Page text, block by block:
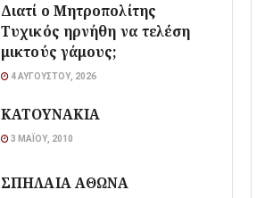
Διατί ο Μητροπολίτης
Τυχικός ηρνήθη να τελέση
μικτούς γάμους;
4 ΑΥΓΟΎΣΤΟΥ, 2026
ΚΑΤΟΥΝΑΚΙΑ
3 ΜΑΪ́ΟΥ, 2010
ΣΠΗΛΑΙΑ ΑΘΩΝΑ